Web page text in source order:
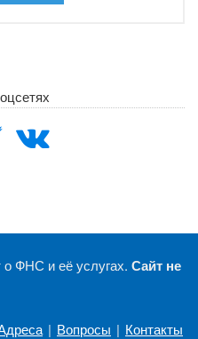
ФНС и её услугах. Сайт не
| Вопросы | Контакты